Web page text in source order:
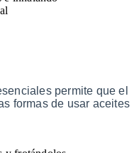
permite que el
formas de usar aceites